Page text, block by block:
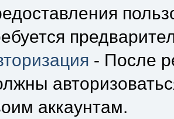
- После
аккаунтам.